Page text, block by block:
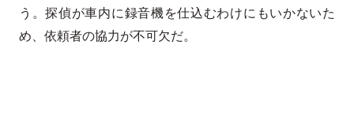
う。探偵が車内に録音機を仕込むわけにもいかないた
め、依頼者の協力が不可欠だ。